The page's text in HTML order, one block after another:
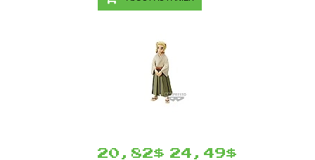
ENIX - DRAGON
20,82$ 24,49$